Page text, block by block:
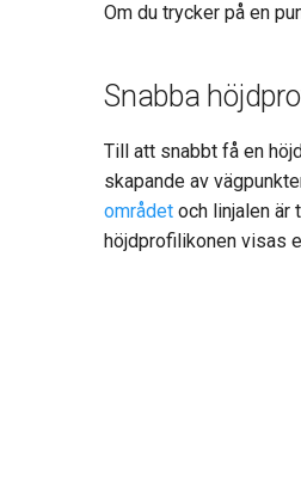
Om du trycker på en
Snabba
Till att snabbt få en
skapande av
området och linjalen är
höjdprofilikonen visas